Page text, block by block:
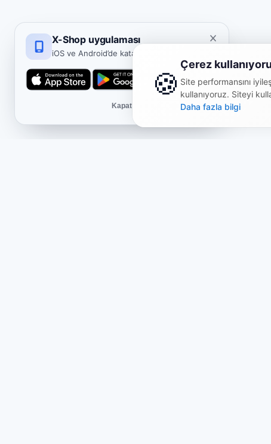
X-Shop uygulaması
iOS ve Android’de katalog ve satın alma.
Kapat
🍪
Çerez
Site performansını
kullanıyoruz. Siteyi
Daha fazla bilgi